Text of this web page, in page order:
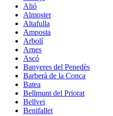
Alió
Almoster
Altafulla
Amposta
Arbolí
Arnes
Ascó
Banyeres del Penedès
Barberà de la Conca
Batea
Bellmunt del Priorat
Bellvei
Benifallet